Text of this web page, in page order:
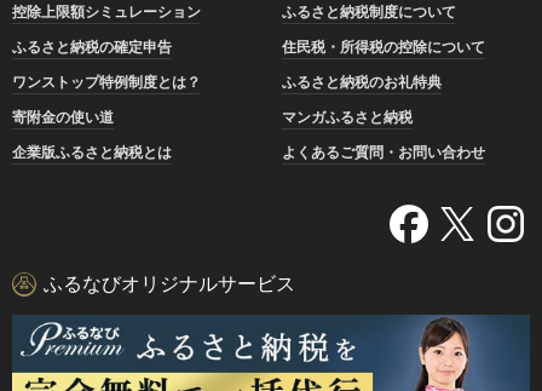
控除上限額シミュレーション
ふるさと納税制度について
ふるさと納税の確定申告
住民税・所得税の控除について
ワンストップ特例制度とは？
ふるさと納税のお礼特典
寄附金の使い道
マンガふるさと納税
企業版ふるさと納税とは
よくあるご質問・お問い合わせ
ふるなびオリジナルサービス